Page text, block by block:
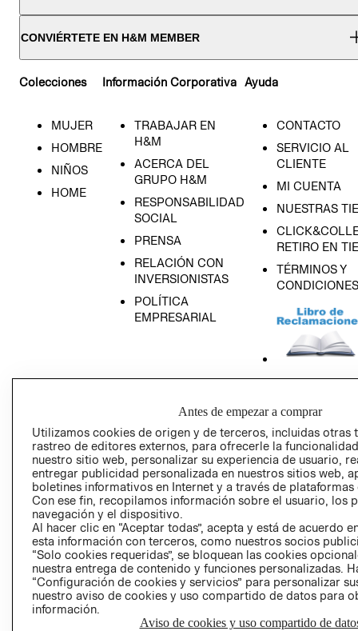
CONVIÉRTETE EN H&M MEMBER
Colecciones
MUJER
HOMBRE
NIÑOS
HOME
Información Corporativa
TRABAJAR EN
H&M
ACERCA DEL
GRUPO H&M
RESPONSABILIDAD
SOCIAL
PRENSA
RELACIÓN CON
INVERSIONISTAS
POLÍTICA
EMPRESARIAL
Ayuda
CONTACTO
SERVICIO AL
CLIENTE
MI CUENTA
NUESTRAS
RETIRO EN
TÉRMINOS Y
CONDICIONES
PRIVACIDAD
GIFT CARD
AVISO DE
Perú (S/)
CAMBIAR REGIÓN
Antes de empezar a comprar
Utilizamos cookies de origen y de terceros, incluidas otras
rastreo de editores externos, para ofrecerle la
nuestro sitio web, personalizar su experiencia de usuario,
entregar publicidad personalizada en nuestros sitios web,
boletines informativos en Internet y a través de plataformas
Con ese fin, recopilamos información sobre el usuario, los
navegación y el dispositivo.
Al hacer clic en “Aceptar todas”, acepta y está de acuerdo
esta información con terceros, como nuestros socios
“Solo cookies requeridas”, se bloquean las cookies
nuestra entrega de contenido y funciones personalizadas.
“Configuración de cookies y servicios” para personalizar
nuestro aviso de cookies y uso compartido de datos para
información.
Aviso de cookies y uso compartido de